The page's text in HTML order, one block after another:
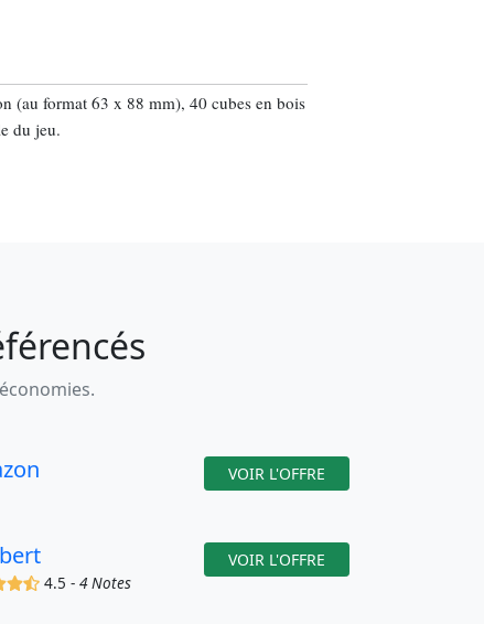
(au format 63 x 88 mm), 40 cubes en bois
du jeu.
VOIR L'OFFRE
(x)(x)(,)
4.5 - 4 Notes
VOIR L'OFFRE